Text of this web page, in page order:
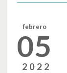
o
k
febrero
05
2022